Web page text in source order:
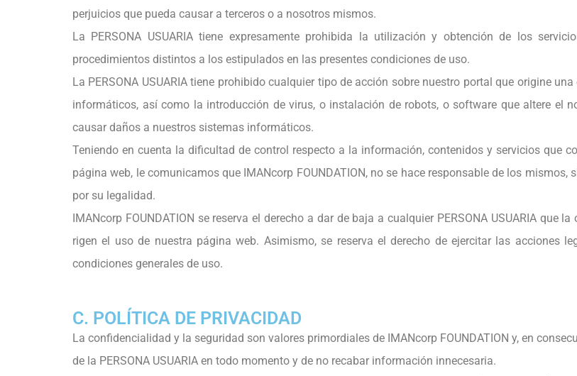
perjuicios que pueda causar a terceros o a nosotros mismos.
La PERSONA USUARIA tiene expresamente prohibida la utilización y obtención de los
procedimientos distintos a los estipulados en las presentes condiciones de uso.
La PERSONA USUARIA tiene prohibido cualquier tipo de acción sobre nuestro portal que origine
informáticos, así como la introducción de virus, o instalación de robots, o software que altere el
causar daños a nuestros sistemas informáticos.
Teniendo en cuenta la dificultad de control respecto a la información, contenidos y servicios que
página web, le comunicamos que IMANcorp FOUNDATION, no se hace responsable de los
por su legalidad.
IMANcorp FOUNDATION se reserva el derecho a dar de baja a cualquier PERSONA USUARIA
rigen el uso de nuestra página web. Asimismo, se reserva el derecho de ejercitar las acciones
condiciones generales de uso.
C. POLÍTICA DE PRIVACIDAD
La confidencialidad y la seguridad son valores primordiales de IMANcorp FOUNDATION y, en
de la PERSONA USUARIA en todo momento y de no recabar información innecesaria.